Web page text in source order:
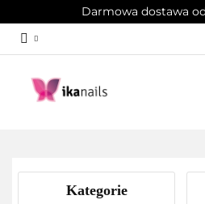
Darmowa dostawa
Kategorie